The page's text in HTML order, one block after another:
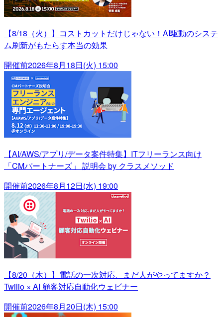
【8/18（火）】コストカットだけじゃない！AI駆動のシステ
ム刷新がもたらす本当の効果
開催前2026年8月18日(火) 15:00
【AI/AWS/アプリ/データ案件特集】ITフリーランス向け
「CMパートナーズ」 説明会 by クラスメソッド
開催前2026年8月12日(水) 19:00
【8/20（木）】電話の一次対応、まだ人がやってますか？
Twilio × AI 顧客対応自動化ウェビナー
開催前2026年8月20日(木) 15:00